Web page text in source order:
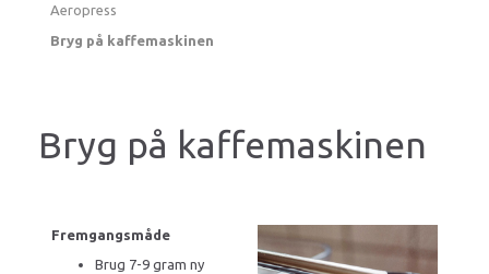
Aeropress
Bryg på kaffemaskinen
Bryg på kaffemaskinen
Fremgangsmåde
Brug 7-9 gram ny